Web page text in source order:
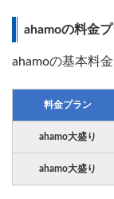
ahamoの料金
ahamoの基本料
料金プラン
ahamo大盛り
ahamo大盛り